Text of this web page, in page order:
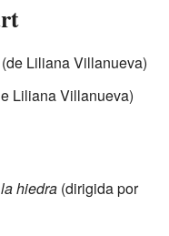
Liliana Villanueva)
Liliana Villanueva)
hiedra (dirigida por